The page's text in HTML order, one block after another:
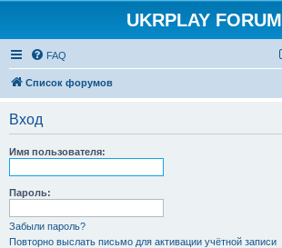
UKRPLAY FORUM
FAQ
Список форумов
Вход
Имя пользователя:
Пароль:
Забыли пароль?
Повторно выслать письмо для активации учётной записи